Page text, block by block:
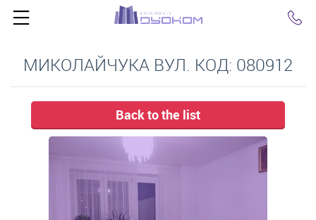
МИКОЛАЙЧУКА ВУЛ. КОД: 080912
Back to the list